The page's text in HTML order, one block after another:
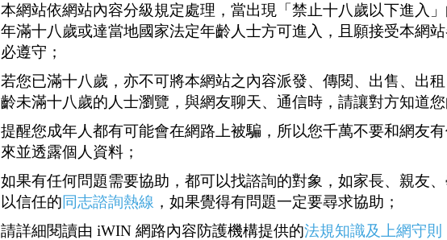
本網站依網站內容分級規定處理，當出現「禁止十八歲以下進入
年滿十八歲或達當地國家法定年齡人士方可進入，且願接受本網
必遵守；
若您已滿十八歲，亦不可將本網站之內容派發、傳閱、出售、出
齡未滿十八歲的人士瀏覽，與網友聊天、通信時，請讓對方知道您
提醒您成年人都有可能會在網路上被騙，所以您千萬不要和網友
來並透露個人資料；
如果有任何問題需要協助，都可以找諮詢的對象，如家長、親友
以信任的同志諮詢熱線 ，如果覺得有問題一定要尋求協助；
請詳細閱讀由 iWIN 網路內容防護機構提供的法規知識及上網守則